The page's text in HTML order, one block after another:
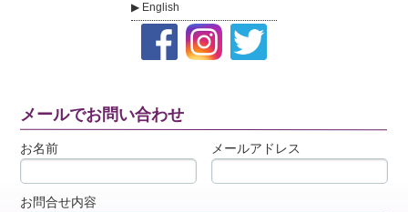
English
メールでお問い合わせ
お名前 メールアドレス
お問合せ内容